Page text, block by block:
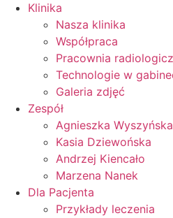
Klinika
Nasza klinika
Współpraca
Pracownia
Technologie w
Galeria zdjęć
Zespół
Agnieszka
Kasia Dziewońska
Andrzej Kiencało
Marzena Nanek
Dla Pacjenta
Przykłady leczenia